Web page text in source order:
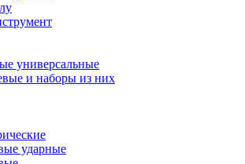
универсальные
и наборы из них
ударные